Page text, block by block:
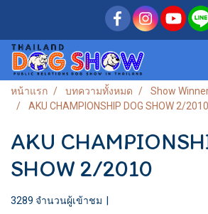
หน้าแรก บทความทั้งหมด
Show
AKU CHAMPIONSHIP DOG SHOW 2/2010
AKU
SHOW 2/2010
3289 จำนวนผู้เข้าชม